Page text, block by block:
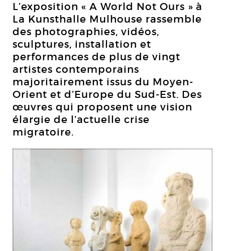
L’exposition « A World Not Ours » à
La Kunsthalle Mulhouse rassemble
des photographies, vidéos,
sculptures, installation et
performances de plus de vingt
artistes contemporains
majoritairement issus du Moyen-
Orient et d’Europe du Sud-Est. Des
œuvres qui proposent une vision
élargie de l’actuelle crise
migratoire.